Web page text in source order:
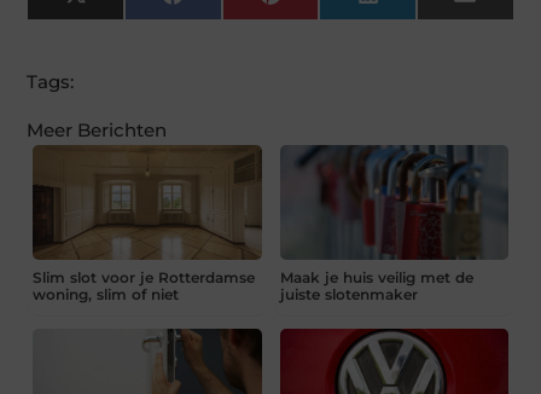
(Twitter)
Tags:
Meer Berichten
Slim slot voor je Rotterdamse
woning, slim of niet
Maak je huis veilig met de
juiste slotenmaker